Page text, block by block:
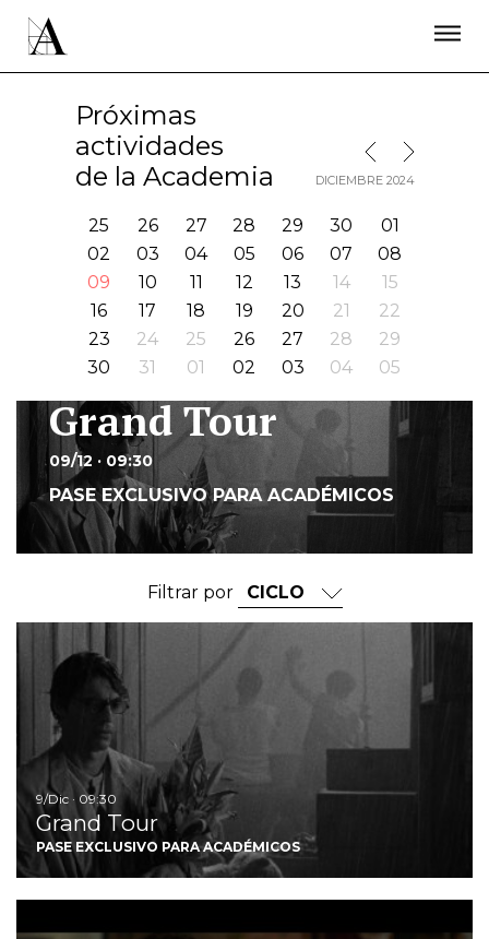
Próximas
actividades
de la Academia
MES ANTERIOR
MES SIGUIENTE
DICIEMBRE 2024
25 26 27 28 29 30
01
02
03 04 05 06 07
08
09
10 11 12 13 14
15
16
17 18 19 20 21
22
23
24 25 26 27 28
29
30
31 01 02 03 04 05
Grand Tour
09/12 · 09:30
PASE EXCLUSIVO PARA ACADÉMICOS
Filtrar por
9/Dic · 09:30
Grand Tour
PASE EXCLUSIVO PARA ACADÉMICOS
ÚNETE A LA ACADEMIA DE CINE
PRENSA
NEWSLETTER